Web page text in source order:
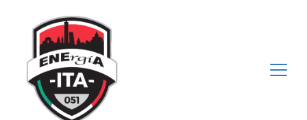
contenuto